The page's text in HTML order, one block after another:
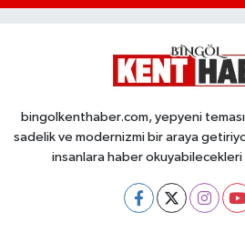
bingolkenthaber.com, yepyeni
sadelik ve modernizmi bir araya
insanlara haber okuyabilecekleri